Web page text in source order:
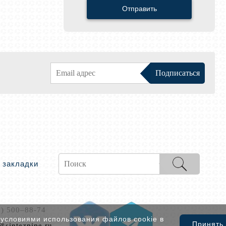
Отправить
500–88-74
использования файлов cookie в
Принять